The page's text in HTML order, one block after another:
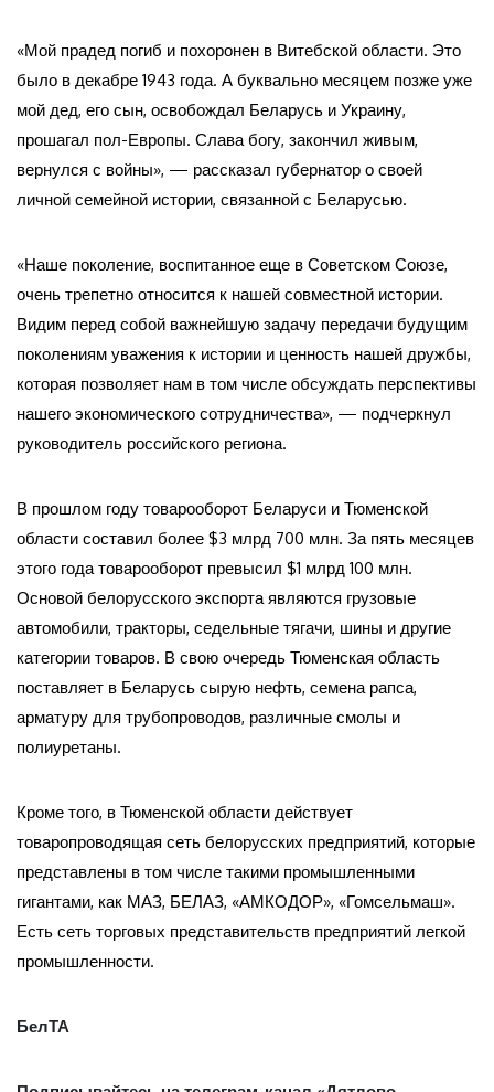
«Мой прадед погиб и похоронен в Витебской области. Это
было в декабре 1943 года. А буквально месяцем позже уже
мой дед, его сын, освобождал Беларусь и Украину,
прошагал пол-Европы. Слава богу, закончил живым,
вернулся с войны», — рассказал губернатор о своей
личной семейной истории, связанной с Беларусью.
«Наше поколение, воспитанное еще в Советском Союзе,
очень трепетно относится к нашей совместной истории.
Видим перед собой важнейшую задачу передачи будущим
поколениям уважения к истории и ценность нашей дружбы,
которая позволяет нам в том числе обсуждать перспективы
нашего экономического сотрудничества», — подчеркнул
руководитель российского региона.
В прошлом году товарооборот Беларуси и Тюменской
области составил более $3 млрд 700 млн. За пять месяцев
этого года товарооборот превысил $1 млрд 100 млн.
Основой белорусского экспорта являются грузовые
автомобили, тракторы, седельные тягачи, шины и другие
категории товаров. В свою очередь Тюменская область
поставляет в Беларусь сырую нефть, семена рапса,
арматуру для трубопроводов, различные смолы и
полиуретаны.
Кроме того, в Тюменской области действует
товаропроводящая сеть белорусских предприятий, которые
представлены в том числе такими промышленными
гигантами, как МАЗ, БЕЛАЗ, «АМКОДОР», «Гомсельмаш».
Есть сеть торговых представительств предприятий легкой
промышленности.
БелТА